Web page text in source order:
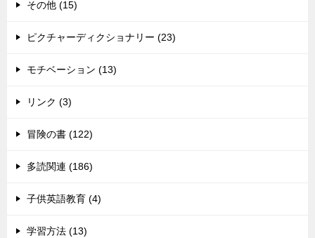
その他 (15)
ピクチャーディクショナリー (23)
モチベーション (13)
リンク (3)
冒険の書 (122)
多読関連 (186)
子供英語教育 (4)
学習方法 (13)